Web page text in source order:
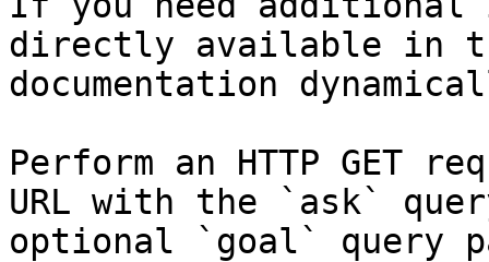
directly available in
documentation
Perform an HTTP GET
URL with the `ask`
optional `goal` query